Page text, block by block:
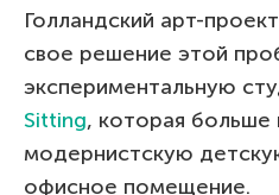
Голландский арт-
свое решение этой
экспериментальную
Sitting, которая больше
модернистскую
офисное помещение.